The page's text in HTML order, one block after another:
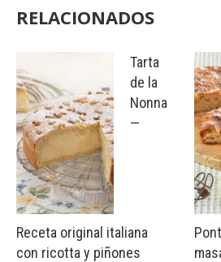
RELACIONADOS
Tarta
de la
Nonna
—
Receta original italiana
con ricotta y piñones